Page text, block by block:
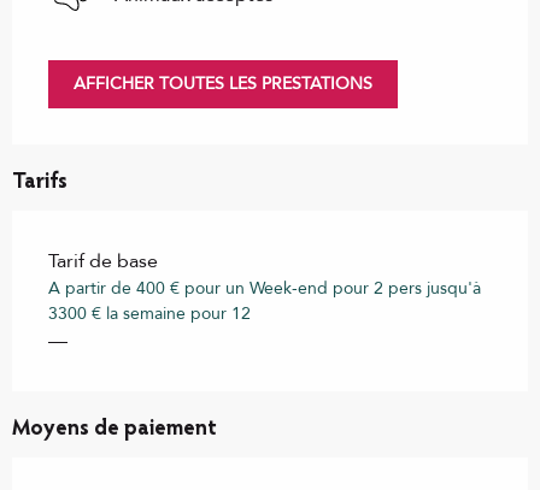
AFFICHER TOUTES LES PRESTATIONS
Tarifs
Tarif de base
A partir de 400 € pour un Week-end pour 2 pers jusqu'à
3300 € la semaine pour 12
—
Moyens de paiement